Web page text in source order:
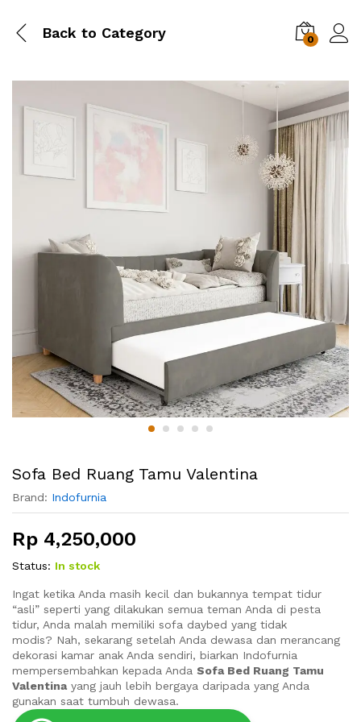
Back to Category 0
Sofa Bed Ruang Tamu Valentina
Brand: Indofurnia
Rp 4,250,000
Status: In stock
Ingat ketika Anda masih kecil dan bukannya tempat tidur
“asli” seperti yang dilakukan semua teman Anda di pesta
tidur, Anda malah memiliki sofa daybed yang tidak
modis? Nah, sekarang setelah Anda dewasa dan merancang
dekorasi kamar anak Anda sendiri, biarkan Indofurnia
mempersembahkan kepada Anda Sofa Bed Ruang Tamu
Valentinayang jauh lebih bergaya daripada yang Anda
gunakan saat tumbuh dewasa.